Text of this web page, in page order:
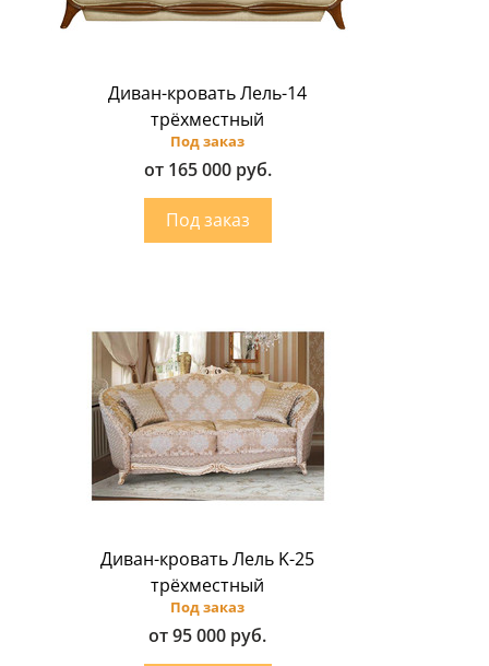
Диван-кровать Лель-14
трёхместный
Под заказ
от 165 000 руб.
Диван-кровать Лель K-25
трёхместный
Под заказ
от 95 000 руб.